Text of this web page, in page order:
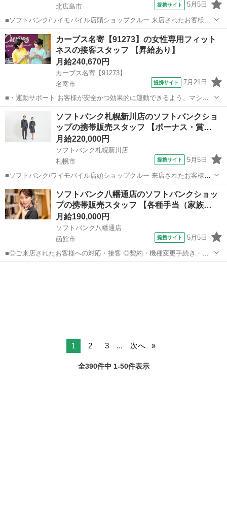
北広島市
提携サイト 5月5日
■ソフトバンク/ワイモバイル店頭ショップクルー 来店されたお客様
に、携帯電話の機種やプラン、固定電話、インターネット回線などの
商品・サービス・毎月の利用料金のコンサルティングを行うお仕事で
す！店内POPを作成したり、販売促...
北海道 北広島市 その他
カーブス名寄【91273】の女性専用フィット
ネスの接客スタッフ 【昇給あり】
月給240,670円
カーブス名寄【91273】
名寄市
提携サイト 7月21日
■・運動サポート お客様が安全かつ効果的に運動できるよう、マシン
の使い方をアドバイスします。運動が初めての方や苦手な方がほとん
どなので、難しい指導はありません。「今日はこの動きを意識しまし
ょう！」といったお声がけをしながら、...
その他
ソフトバンク札幌新川店のソフトバンクショ
ップの携帯販売スタッフ 【ボーナス・賞…
月給220,000円
ソフトバンク札幌新川店
札幌市
提携サイト 5月5日
■ソフトバンク/ワイモバイル店頭ショップクルー 来店されたお客様
に、携帯電話の機種やプラン、固定電話、インターネット回線などの
商品・サービス・毎月の利用料金のコンサルティングを行うお仕事で
す！店内POPを作成したり、販売促...
北海道 札幌市 その他
ソフトバンク八幡通店のソフトバンクショッ
プの携帯販売スタッフ 【各種手当（家族…
月給190,000円
ソフトバンク八幡通店
函館市
提携サイト 5月5日
■◎ご来店されたお客様への対応・接客 ◎契約・機種変更手続き・修
理受付 ◎販売状況や運営状況などのデータ管理・報告作業 ◎お電話で
1 2 3 ... 次へ
全390件中 1-50件表示